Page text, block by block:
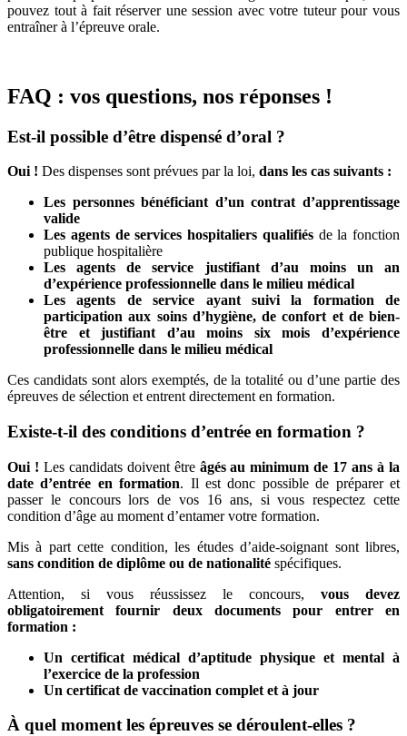
pouvez tout à fait réserver une session avec votre tuteur pour vous
entraîner à l’épreuve orale.
FAQ : vos questions, nos réponses !
Est-il possible d’être dispensé d’oral ?
Oui ! Des dispenses sont prévues par la loi, dans les cas suivants :
Les personnes bénéficiant d’un contrat d’apprentissage
valide
Les agents de services hospitaliers qualifiésde la fonction
publique hospitalière
Les agents de service justifiant d’au moins un an
d’expérience professionnelle dans le milieu médical
Les agents de service ayant suivi la formation de
participation aux soins d’hygiène, de confort et de bien-
être et justifiant d’au moins six mois d’expérience
professionnelle dans le milieu médical
Ces candidats sont alors exemptés, de la totalité ou d’une partie des
épreuves de sélection et entrent directement en formation.
Existe-t-il des conditions d’entrée en formation ?
Oui ! Les candidats doivent être âgés au minimum de 17 ans à la
date d’entrée en formation. Il est donc possible de préparer et
passer le concours lors de vos 16 ans, si vous respectez cette
condition d’âge au moment d’entamer votre formation.
Mis à part cette condition, les études d’aide-soignant sont libres,
sans condition de diplôme ou de nationalité spécifiques.
Attention, si vous réussissez le concours, vous devez
obligatoirement fournir deux documents pour entrer en
formation :
Un certificat médical d’aptitude physique et mental à
l’exercice de la profession
Un certificat de vaccination complet et à jour
À quel moment les épreuves se déroulent-elles ?